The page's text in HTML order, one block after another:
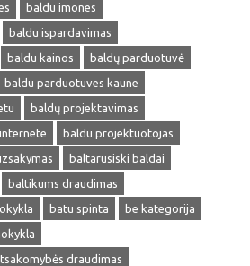
baldu imones
baldu ispardavimas
baldu kainos
baldų parduotuvė
baldu parduotuves kaune
baldų projektavimas
baldu projektuotojas
baltarusiski baldai
baltikums draudimas
batu spinta
be kategorija
draudimas